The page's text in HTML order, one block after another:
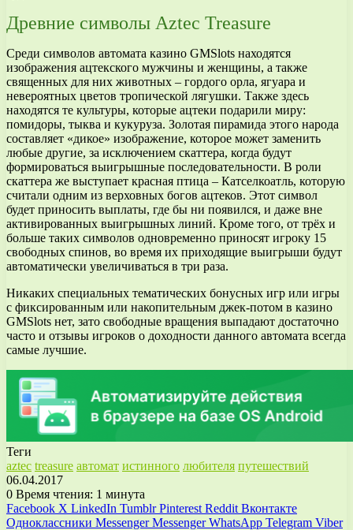
Древние символы Aztec Treasure
Среди символов автомата казино GMSlots находятся
изображения ацтекского мужчины и женщины, а также
священных для них животных – гордого орла, ягуара и
невероятных цветов тропической лягушки. Также здесь
находятся те культуры, которые ацтеки подарили миру:
помидоры, тыква и кукуруза. Золотая пирамида этого народа
составляет «дикое» изображение, которое может заменить
любые другие, за исключением скаттера, когда будут
формироваться выигрышные последовательности. В роли
скаттера же выступает красная птица – Катселкоатль, которую
считали одним из верховных богов ацтеков. Этот символ
будет приносить выплаты, где бы ни появился, и даже вне
активированных выигрышных линий. Кроме того, от трёх и
больше таких символов одновременно приносят игроку 15
свободных спинов, во время их приходящие выигрыши будут
автоматически увеличиваться в три раза.
Никаких специальных тематических бонусных игр или игры
с фиксированным или накопительным джек-потом в казино
GMSlots нет, зато свободные вращения выпадают достаточно
часто и отзывы игроков о доходности данного автомата всегда
самые лучшие.
Теги
aztec treasure автомат истинного любителя путешествий
06.04.2017
0 Время чтения: 1 минута
Facebook X LinkedIn Tumblr Pinterest Reddit Вконтакте
Одноклассники Messenger Messenger WhatsApp Telegram Viber